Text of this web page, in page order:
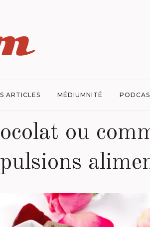
ARTICLES MÉDIUMNITÉ
ou
pulsions